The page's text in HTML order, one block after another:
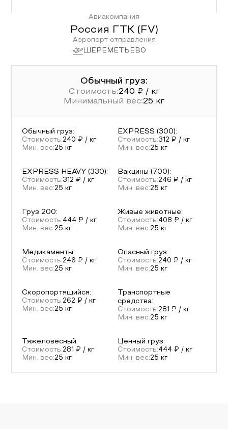
Авиакомпания
Россия ГТК ( FV)
Аэропорт отправления
ШЕРЕМЕТЬЕВО
Обычный груз:
Стоимость:240 ₽ / кг
Минимальный вес:25 кг
Обычный груз:
Стоимость:240 ₽ / кг
Мин. вес:25 кг
EXPRESS (300):
Стоимость:312 ₽ / кг
Мин. вес:25 кг
EXPRESS HEAVY (330):
Стоимость:312 ₽ / кг
Мин. вес:25 кг
Вакцины (700):
Стоимость:246 ₽ / кг
Мин. вес:25 кг
Груз 200:
Стоимость:444 ₽ / кг
Мин. вес:25 кг
Живые животные:
Стоимость:408 ₽ / кг
Мин. вес:25 кг
Медикаменты:
Стоимость:246 ₽ / кг
Мин. вес:25 кг
Опасный груз:
Стоимость:240 ₽ / кг
Мин. вес:25 кг
Скоропортящийся:
Стоимость:262 ₽ / кг
Мин. вес:25 кг
Транспортные
средства:
Стоимость:281
₽ / кг
Мин. вес:25 кг
Тяжеловесный:
Стоимость:281
₽ / кг
Мин. вес:25 кг
Ценный груз:
Стоимость:444 ₽ / кг
Мин. вес:25 кг